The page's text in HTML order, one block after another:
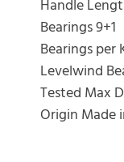
Handle
Bearings 9+1
Bearings per
Levelwind
Tested Max
Origin Made